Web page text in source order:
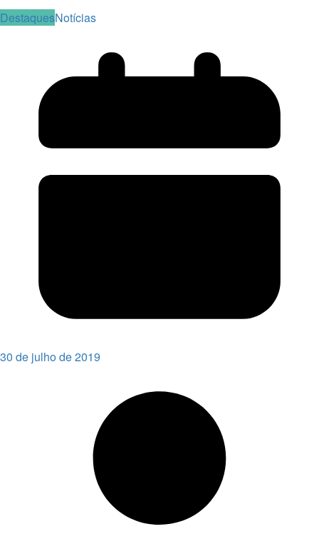
DestaquesNotícias
30 de julho de 2019